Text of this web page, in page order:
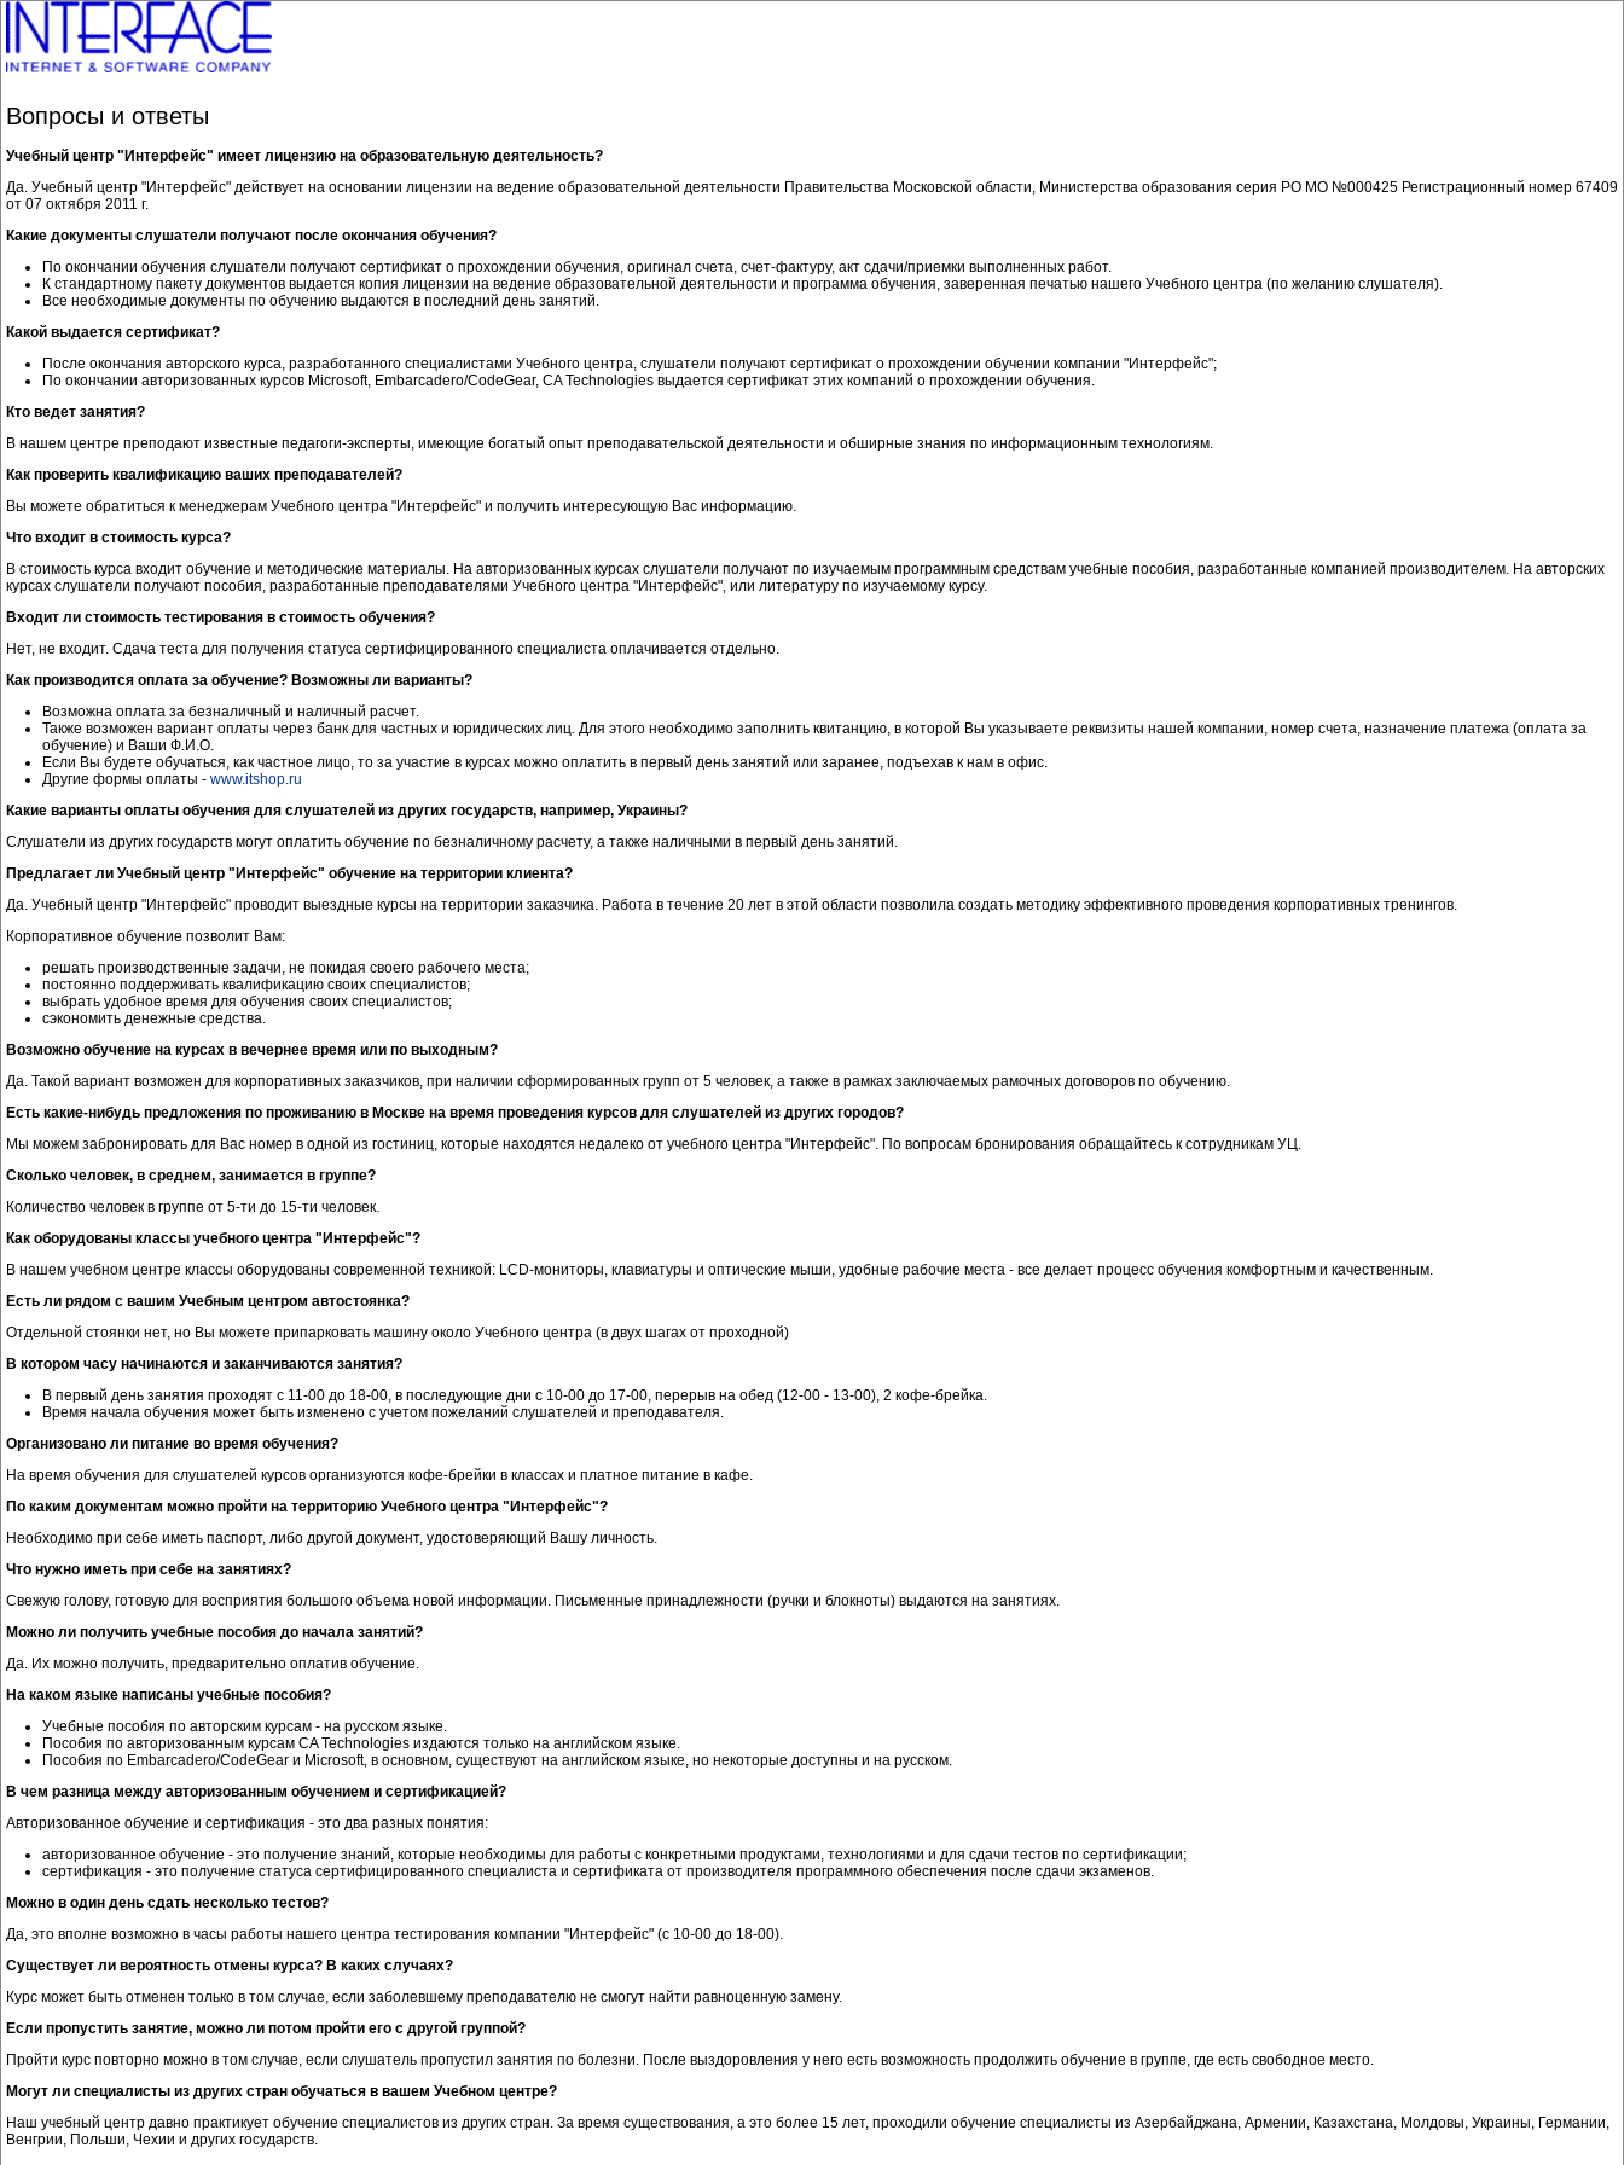
Вопросы и ответы
Учебный центр "Интерфейс" имеет лицензию на образовательную деятельность?
Да. Учебный центр "Интерфейс" действует на основании лицензии на ведение образовательной деятельности Правительства Московской области, Министерства образования серия РО МО №000425 Регистрационный номер 67409
от 07 октября 2011 г.
Какие документы слушатели получают после окончания обучения?
По окончании обучения слушатели получают сертификат о прохождении обучения, оригинал счета, счет-фактуру, акт сдачи/приемки выполненных работ.
К стандартному пакету документов выдается копия лицензии на ведение образовательной деятельности и программа обучения, заверенная печатью нашего Учебного центра (по желанию слушателя).
Все необходимые документы по обучению выдаются в последний день занятий.
Какой выдается сертификат?
После окончания авторского курса, разработанного специалистами Учебного центра, слушатели получают сертификат о прохождении обучении компании "Интерфейс";
По окончании авторизованных курсов Microsoft, Embarcadero/CodeGear, CA Technologies выдается сертификат этих компаний о прохождении обучения.
Кто ведет занятия?
В нашем центре преподают известные педагоги-эксперты, имеющие богатый опыт преподавательской деятельности и обширные знания по информационным технологиям.
Как проверить квалификацию ваших преподавателей?
Вы можете обратиться к менеджерам Учебного центра "Интерфейс" и получить интересующую Вас информацию.
Что входит в стоимость курса?
В стоимость курса входит обучение и методические материалы. На авторизованных курсах слушатели получают по изучаемым программным средствам учебные пособия, разработанные компанией производителем. На авторских
курсах слушатели получают пособия, разработанные преподавателями Учебного центра "Интерфейс", или литературу по изучаемому курсу.
Входит ли стоимость тестирования в стоимость обучения?
Нет, не входит. Сдача теста для получения статуса сертифицированного специалиста оплачивается отдельно.
Как производится оплата за обучение? Возможны ли варианты?
Возможна оплата за безналичный и наличный расчет.
Также возможен вариант оплаты через банк для частных и юридических лиц. Для этого необходимо заполнить квитанцию, в которой Вы указываете реквизиты нашей компании, номер счета, назначение платежа (оплата за
обучение) и Ваши Ф.И.О.
Если Вы будете обучаться, как частное лицо, то за участие в курсах можно оплатить в первый день занятий или заранее, подъехав к нам в офис.
Другие формы оплаты - www.itshop.ru
Какие варианты оплаты обучения для слушателей из других государств, например, Украины?
Слушатели из других государств могут оплатить обучение по безналичному расчету, а также наличными в первый день занятий.
Предлагает ли Учебный центр "Интерфейс" обучение на территории клиента?
Да. Учебный центр "Интерфейс" проводит выездные курсы на территории заказчика. Работа в течение 20 лет в этой области позволила создать методику эффективного проведения корпоративных тренингов.
Корпоративное обучение позволит Вам:
решать производственные задачи, не покидая своего рабочего места;
постоянно поддерживать квалификацию своих специалистов;
выбрать удобное время для обучения своих специалистов;
сэкономить денежные средства.
Возможно обучение на курсах в вечернее время или по выходным?
Да. Такой вариант возможен для корпоративных заказчиков, при наличии сформированных групп от 5 человек, а также в рамках заключаемых рамочных договоров по обучению.
Есть какие-нибудь предложения по проживанию в Москве на время проведения курсов для слушателей из других городов?
Мы можем забронировать для Вас номер в одной из гостиниц, которые находятся недалеко от учебного центра "Интерфейс". По вопросам бронирования обращайтесь к сотрудникам УЦ.
Сколько человек, в среднем, занимается в группе?
Количество человек в группе от 5-ти до 15-ти человек.
Как оборудованы классы учебного центра "Интерфейс"?
В нашем учебном центре классы оборудованы современной техникой: LCD-мониторы, клавиатуры и оптические мыши, удобные рабочие места - все делает процесс обучения комфортным и качественным.
Есть ли рядом с вашим Учебным центром автостоянка?
Отдельной стоянки нет, но Вы можете припарковать машину около Учебного центра (в двух шагах от проходной)
В котором часу начинаются и заканчиваются занятия?
В первый день занятия проходят с 11-00 до 18-00, в последующие дни с 10-00 до 17-00, перерыв на обед (12-00 - 13-00), 2 кофе-брейка.
Время начала обучения может быть изменено с учетом пожеланий слушателей и преподавателя.
Организовано ли питание во время обучения?
На время обучения для слушателей курсов организуются кофе-брейки в классах и платное питание в кафе.
По каким документам можно пройти на территорию Учебного центра "Интерфейс"?
Необходимо при себе иметь паспорт, либо другой документ, удостоверяющий Вашу личность.
Что нужно иметь при себе на занятиях?
Свежую голову, готовую для восприятия большого объема новой информации. Письменные принадлежности (ручки и блокноты) выдаются на занятиях.
Можно ли получить учебные пособия до начала занятий?
Да. Их можно получить, предварительно оплатив обучение.
На каком языке написаны учебные пособия?
Учебные пособия по авторским курсам - на русском языке.
Пособия по авторизованным курсам CA Technologies издаются только на английском языке.
Пособия по Embarcadero/CodeGear и Microsoft, в основном, существуют на английском языке, но некоторые доступны и на русском.
В чем разница между авторизованным обучением и сертификацией?
Авторизованное обучение и сертификация - это два разных понятия:
авторизованное обучение - это получение знаний, которые необходимы для работы с конкретными продуктами, технологиями и для сдачи тестов по сертификации;
сертификация - это получение статуса сертифицированного специалиста и сертификата от производителя программного обеспечения после сдачи экзаменов.
Можно в один день сдать несколько тестов?
Да, это вполне возможно в часы работы нашего центра тестирования компании "Интерфейс" (с 10-00 до 18-00).
Существует ли вероятность отмены курса? В каких случаях?
Курс может быть отменен только в том случае, если заболевшему преподавателю не смогут найти равноценную замену.
Если пропустить занятие, можно ли потом пройти его с другой группой?
Пройти курс повторно можно в том случае, если слушатель пропустил занятия по болезни. После выздоровления у него есть возможность продолжить обучение в группе, где есть свободное место.
Могут ли специалисты из других стран обучаться в вашем Учебном центре?
Наш учебный центр давно практикует обучение специалистов из других стран. За время существования, а это более 15 лет, проходили обучение специалисты из Азербайджана, Армении, Казахстана, Молдовы, Украины, Германии,
Венгрии, Польши, Чехии и других государств.